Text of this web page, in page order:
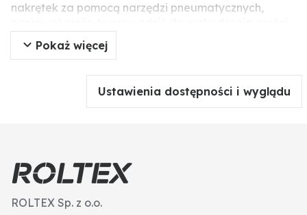
nakrętek za pomocą narzędzi pneumatycznych,
robocze (pęknięcia naprężeniowe).
Promień (mm): 300
Pasujące śruby: M12 DIN 608
Szerokość robocza (mm): 420
Pokaż więcej
Ustawienia dostępności i wyglądu
ROLTEX Sp. z o.o.